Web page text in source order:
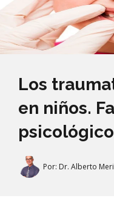
Los
en niños.
Por: Dr. Alberto